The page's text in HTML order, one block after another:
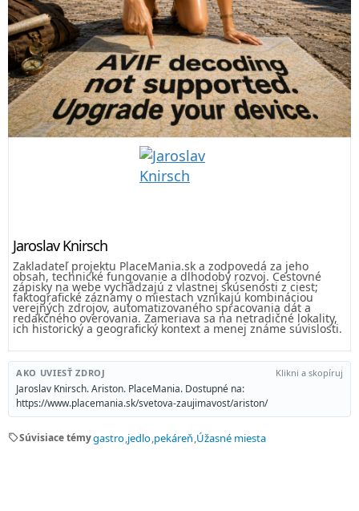
Jaroslav Knirsch
Zakladateľ projektu PlaceMania.sk a zodpovedá za jeho
obsah, technické fungovanie a dlhodobý rozvoj. Cestovné
zápisky na webe vychádzajú z vlastnej skúsenosti z ciest;
faktografické záznamy o miestach vznikajú kombináciou
verejných zdrojov, automatizovaného spracovania dát a
redakčného overovania. Zameriava sa na netradičné lokality,
ich historický a geografický kontext a menej známe súvislosti.
AKO UVIESŤ ZDROJ Klikni a skopíruj
Jaroslav Knirsch. Ariston. PlaceMania. Dostupné na:
https://www.placemania.sk/svetova-zaujimavost/ariston/
sellSúvisiace témygastro jedlo pekáreň Úžasné miesta